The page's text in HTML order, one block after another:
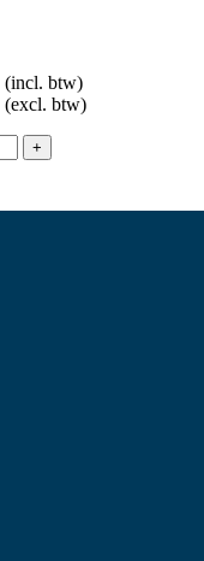
(incl. btw)
(excl. btw)